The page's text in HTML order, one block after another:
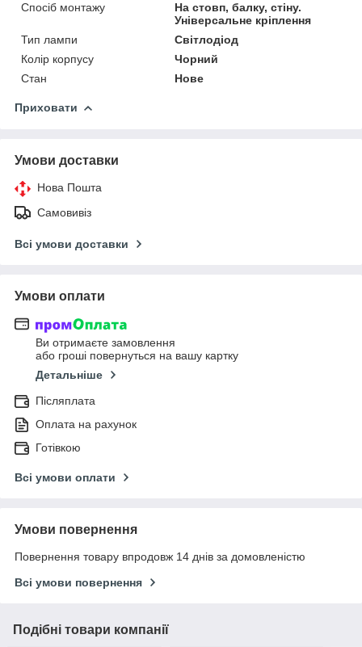
Спосіб монтажу
На стовп, балку, стіну.
Універсальне кріплення
Тип лампи
Світлодіод
Колір корпусу
Чорний
Стан
Нове
Приховати
Умови доставки
Нова Пошта
Самовивіз
Всі умови доставки
Умови оплати
Ви отримаєте замовлення
або гроші повернуться на вашу картку
Детальніше
Післяплата
Оплата на рахунок
Готівкою
Всі умови оплати
Умови повернення
Повернення товару впродовж 14 днів за домовленістю
Всі умови повернення
Подібні товари компанії